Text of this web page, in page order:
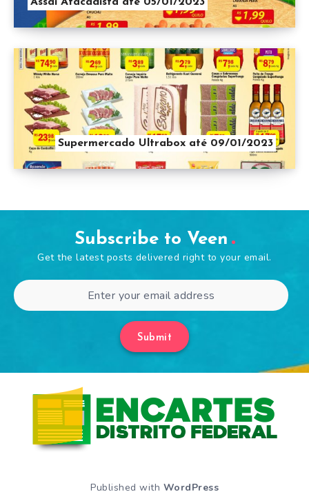
Supermercado Ultrabox até 09/01/2023
Subscribe to Veen
Get the latest posts delivered right to your email.
Submit
Published with WordPress